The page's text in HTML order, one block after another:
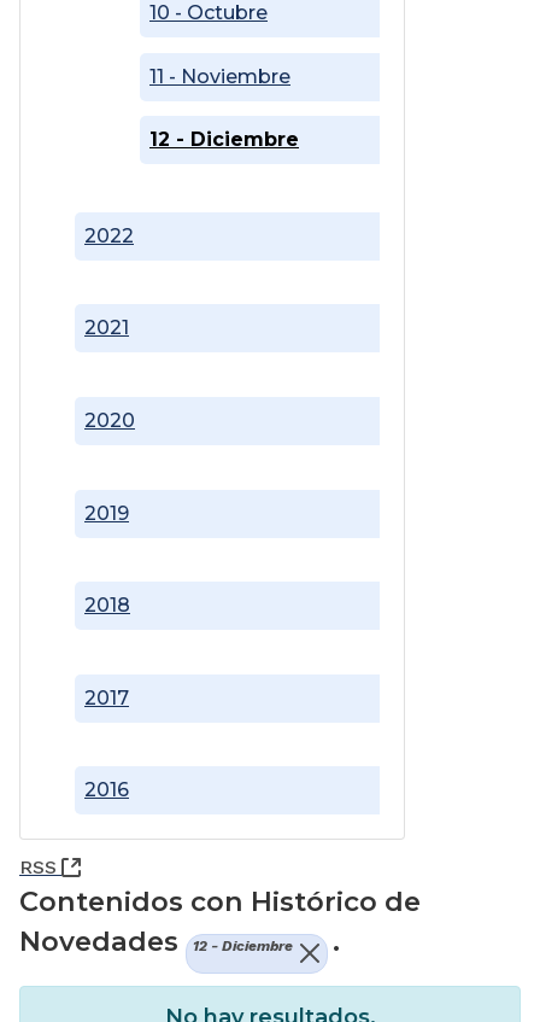
2016
2017
2018
2019
2020
2021
2022
10 - Octubre
11 - Noviembre
12 - Diciembre
RSS (Abre una nueva ventana)
Contenidos con Histórico de
Novedades
12 - Diciembre .